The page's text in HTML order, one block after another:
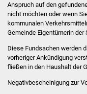
Anspruch auf den
nicht möchten oder wenn
kommunalen
Gemeinde Eigentümerin der
Diese Fundsachen werden
vorheriger Ankündigung
fließen in den Haushalt der
Negativbescheinigung zur